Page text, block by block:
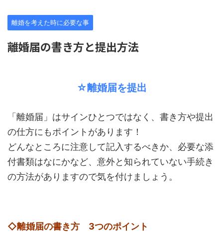
離婚を考えた時に必要な事
離婚届の書き方と提出方法
☆離婚届を提出
「離婚届」はサインひとつではなく、書き方や提出
の仕方にもポイントがあります！
どんなところに注意して記入するべきか、必要な添
付書類はなにかなど、意外と知られていない手続き
の方法がありますので気を付けましょう。
◇離婚届の書き方 3つのポイント